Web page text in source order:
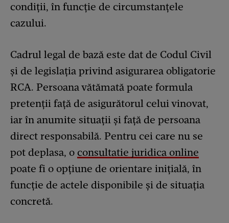
condiții, în funcție de circumstanțele
cazului.
Cadrul legal de bază este dat de Codul Civil
și de legislația privind asigurarea obligatorie
RCA. Persoana vătămată poate formula
pretenții față de asigurătorul celui vinovat,
iar în anumite situații și față de persoana
direct responsabilă. Pentru cei care nu se
pot deplasa, o consultatie juridica online
poate fi o opțiune de orientare inițială, în
funcție de actele disponibile și de situația
concretă.